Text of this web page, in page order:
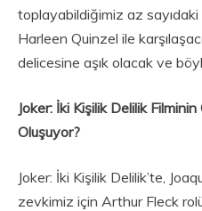
toplayabildiğimiz az
Harleen Quinzel ile
delicesine aşık olacak ve
Joker: İki Kişilik Delilik
Oluşuyor?
Joker: İki Kişilik Delilik’te,
zevkimiz için Arthur Fleck